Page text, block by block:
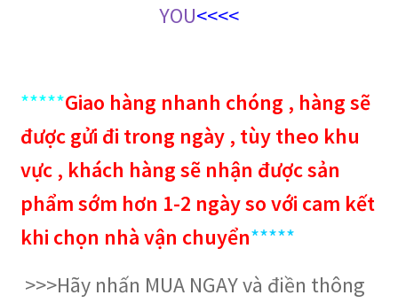
YOU<<<<
*****Giao hàng nhanh chóng , hàng sẽ
được gửi đi trong ngày , tùy theo khu
vực , khách hàng sẽ nhận được sản
phẩm sớm hơn 1-2 ngày so với cam kết
khi chọn nhà vận chuyển*****
>>>Hãy nhấn MUA NGAY và điền thông